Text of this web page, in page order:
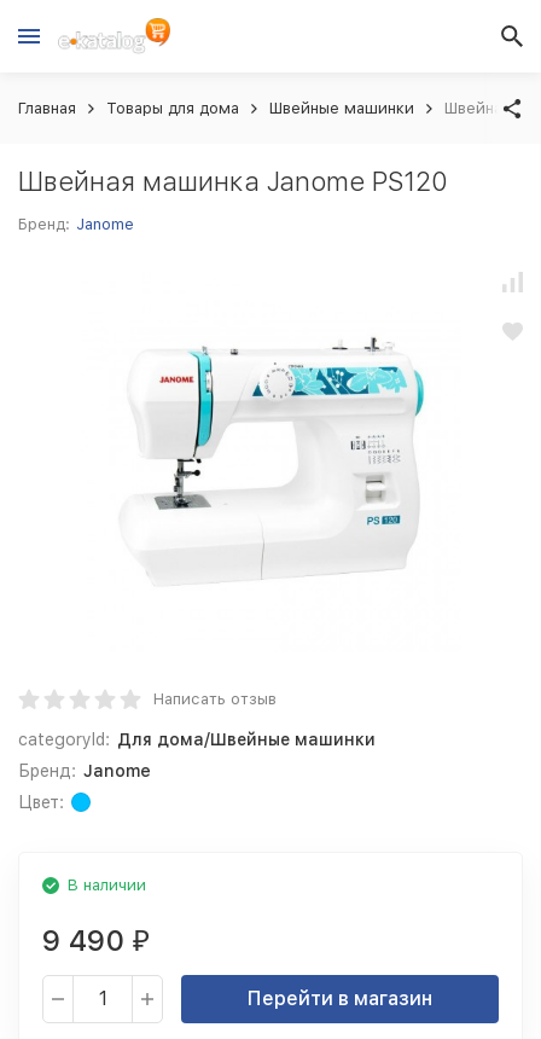
Главная Товары для дома Швейные машинки Швейная
Швейная машинка Janome PS120
Бренд: Janome
Написать отзыв
categoryId: Для дома/Швейные машинки
Бренд: Janome
Цвет:
В наличии
9 490 ₽
Перейти в магазин